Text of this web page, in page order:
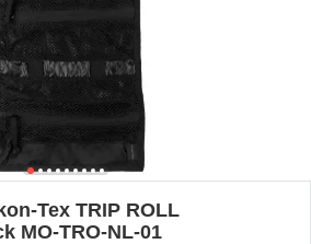
Tex TRIP ROLL
MO-TRO-NL-01